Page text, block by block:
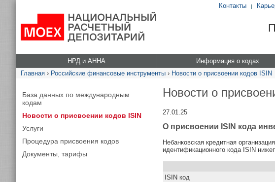
Контакты |
НРД и АННА Информация о кодах
Главная › Российские финансовые инструменты › Новости о присвоении кодов ISIN
База данных по международным
кодам
Новости о присвоении кодов ISIN
Услуги
Процедура присвоения кодов
Документы, тарифы
Новости о
27.01.25
О присвоении ISIN кода
Небанковская кредитная
идентификационного кода ISIN
ISIN код